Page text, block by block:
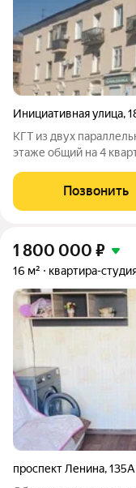
Инициативная улица,
КГТ из двух
этаже общий на 4
замена тесной КГТ.
Подробности по
Позвонить
1 800 000 ₽
16 м² квартира-
проспект Ленина,135А